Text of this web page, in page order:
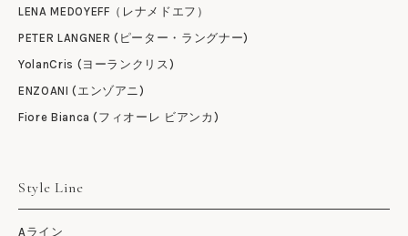
LENA MEDOYEFF（レナメドエフ）
PETER LANGNER (ピーター・ラングナー)
YolanCris (ヨーランクリス)
ENZOANI (エンゾアニ)
Fiore Bianca (フィオーレ ビアンカ)
Style Line
Aライン